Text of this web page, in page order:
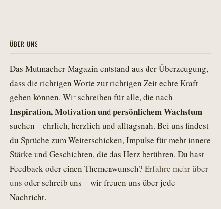
ÜBER UNS
Das Mutmacher-Magazin entstand aus der Überzeugung,
dass die richtigen Worte zur richtigen Zeit echte Kraft
geben können. Wir schreiben für alle, die nach
Inspiration, Motivation und persönlichem Wachstum
suchen – ehrlich, herzlich und alltagsnah. Bei uns findest
du Sprüche zum Weiterschicken, Impulse für mehr innere
Stärke und Geschichten, die das Herz berühren. Du hast
Feedback oder einen Themenwunsch? Erfahre mehr über
uns oder schreib uns – wir freuen uns über jede
Nachricht.